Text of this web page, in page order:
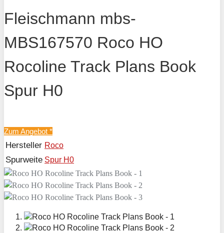
Fleischmann mbs-
MBS167570 Roco HO
Rocoline Track Plans Book
Spur H0
Zum Angebot *
Hersteller Roco
Spurweite Spur H0